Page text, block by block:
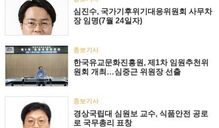
심진수, 국가기후위기대응위원회 사무차
장 임명(7월 24일자)
종보기사
한국유교문화진흥원, 제1차 임원추천위
원회 개최…심중근 위원장 선출
종보기사
경상국립대 심원보 교수, 식품안전 공로
로 국무총리 표창